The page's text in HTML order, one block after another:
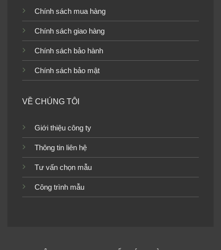
Chính sách mua hàng
Chính sách giao hàng
Chính sách bảo hành
Chính sách bảo mật
VỀ CHÚNG TÔI
Giới thiệu công ty
Thông tin liên hệ
Tư vấn chọn mẫu
Công trình mẫu